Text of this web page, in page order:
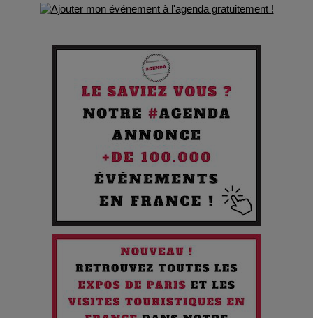
Journée
Pourquoi les Petites Entreprises Créatives Deviennent les
Les 3 meilleures destinations pour des vacances sportives
Quand l'Opéra Rencontre l'IA : Lola Volonakis, l'Artiste du
Paradoxe qui Chante le Futur
Chien 51 - Quand l’IA prend le pouvoir : une plongée dans un
futur troublant
Maïra Kerey, la “voix d’or du Kazakhstan”, célèbre ses 30
ans de carrière à la Salle Gaveau